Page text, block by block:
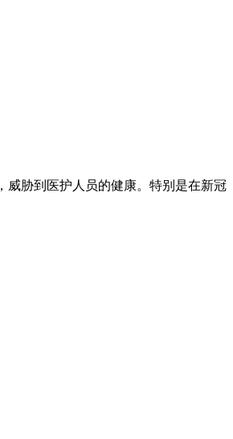
威胁到医护人员的健康。特别是在新冠